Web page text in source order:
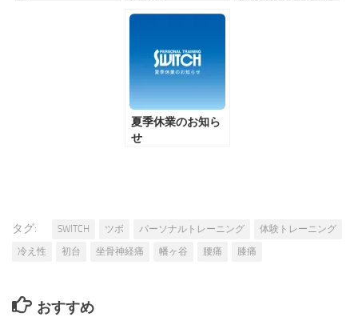
夏季休業のお知ら
せ
タグ: SWITCH ツボ パーソナルトレーニング
体験トレーニング
冷え性
初台 坐骨神経痛 幡ヶ谷 腰痛 膝痛
おすすめ